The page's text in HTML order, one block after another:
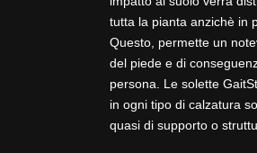
tutta la pianta anzichè in
Questo, permette un
del piede e di
persona. Le solette
in ogni tipo di calzatura
quasi di supporto o